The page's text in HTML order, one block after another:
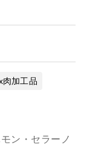
肉加工品
ン・セラーノ